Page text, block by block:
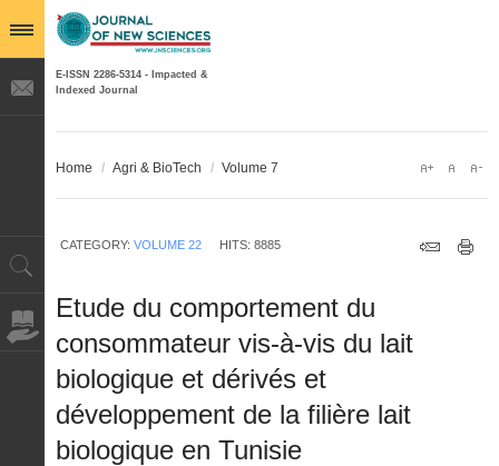
E-ISSN 2286-5314 - Impacted &
Indexed Journal
Home / Agri & BioTech / Volume 7
CATEGORY: VOLUME 22 HITS: 8885
Etude du comportement du
consommateur vis-à-vis du lait
biologique et dérivés et
développement de la filière lait
biologique en Tunisie